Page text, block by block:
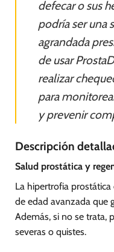
defecar o sus
podría ser una
agrandada
de usar
realizar
para
y prevenir
Descripción
Salud prostática y
La hipertrofia
de edad avanzada que
Además, si no se trata,
severas o quistes.